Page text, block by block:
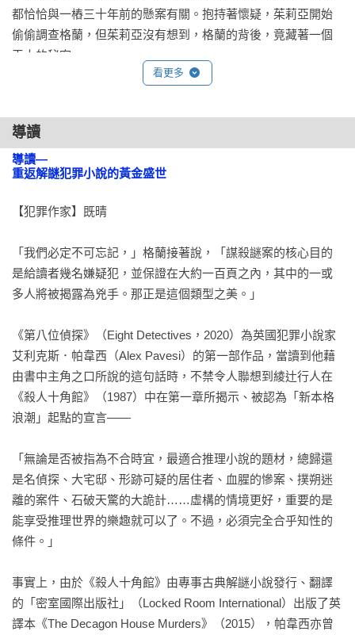
都恰恰與一樁三十年前的懸案有關。抱持著懷疑，茱莉亞開始
偷偷調查格蘭，但茱莉亞沒有想到，格蘭的背後，竟藏著一個
天大的秘密……
【犯罪作家】既晴、【《跨界通訊》作者】陳又津、【作家】
陳栢青、【作家．英國與加拿大犯罪作家協會PA會員】提子
墨、【推理作家】寵物先生 讚歎推薦！
看更多
導讀
導讀—
重返解謎犯罪小說的黃金盛世
【犯罪作家】既晴
「我們必定不可忘記，」格蘭接著說，「謀殺謎案的核心目的
是給讀者幾名嫌疑犯，並保證在大約一百頁之內，其中的一或
多人將被揭露為兇手。那正是這個類型之美。」
《第八位偵探》（Eight Detectives，2020）為英國犯罪小說家
艾利克斯．帕韋西（Alex Pavesi）的第一部作品，當讀到他藉
由書中主角之口所說的這句話時，不禁令人聯想到綾辻行人在
《殺人十角館》（1987）中在第一章所揭示、被認為「新本格
浪潮」起點的宣言——
「無論是否被指為不合時宜，最適合推理小說的題材，總歸還
是名偵探、大宅邸、形跡可疑的居住者、血腥的慘案、撲朔迷
離的案件、石破天驚的大詭計……虛構的情境更好，重要的是
能享受推理世界的樂趣就可以了。不過，必須完全合乎知性的
條件。」
事實上，由於《殺人十角館》由專事古典解謎小說發行、翻譯
的「密室國際出版社」（Locked Room International）出版了英
譯本《The Decagon House Murders》（2015），帕韋西亦曾